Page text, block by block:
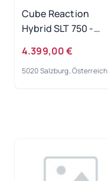
Cube Reaction
Hybrid SLT 750 -
Rahmengröße: L
4.399,00 €
5020 Salzburg, Österreich